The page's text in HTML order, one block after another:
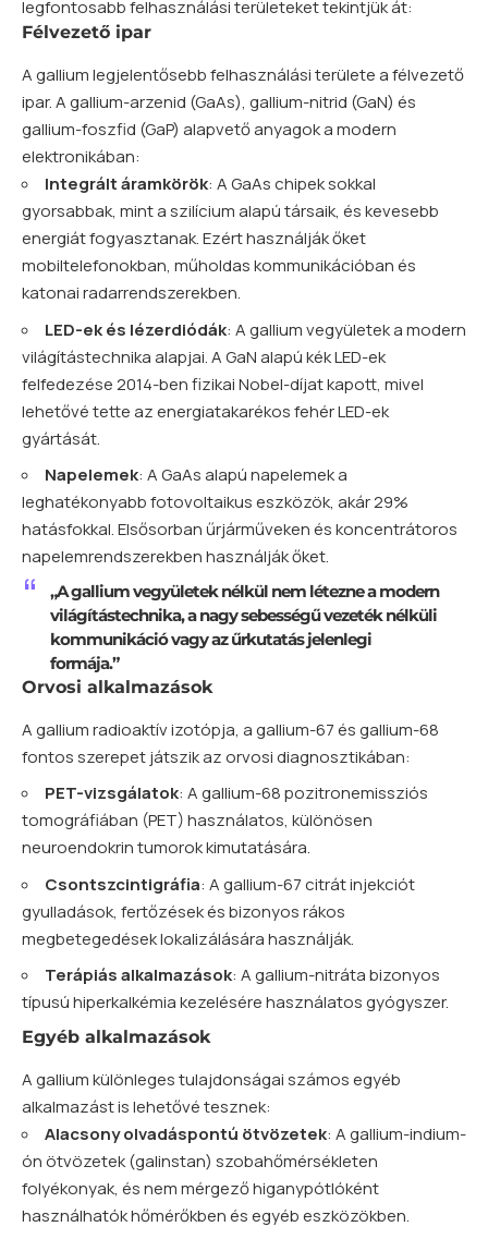
legfontosabb felhasználási területeket tekintjük át:
Félvezető ipar
A gallium legjelentősebb felhasználási területe a félvezető
ipar. A gallium-arzenid (GaAs), gallium-nitrid (GaN) és
gallium-foszfid (GaP) alapvető anyagok a modern
elektronikában:
Integrált áramkörök: A GaAs chipek sokkal
gyorsabbak, mint a szilícium alapú társaik, és kevesebb
energiát fogyasztanak. Ezért használják őket
mobiltelefonokban, műholdas kommunikációban és
katonai radarrendszerekben.
LED-ek és lézerdiódák: A gallium vegyületek a modern
világítástechnika alapjai. A GaN alapú kék LED-ek
felfedezése 2014-ben fizikai Nobel-díjat kapott, mivel
lehetővé tette az energiatakarékos fehér LED-ek
gyártását.
Napelemek: A GaAs alapú napelemek a
leghatékonyabb fotovoltaikus eszközök, akár 29%
hatásfokkal. Elsősorban űrjárműveken és koncentrátoros
napelemrendszerekben használják őket.
„A gallium vegyületek nélkül nem létezne a modern
világítástechnika, a nagy sebességű vezeték nélküli
kommunikáció vagy az űrkutatás jelenlegi
formája.”
Orvosi alkalmazások
A gallium radioaktív izotópja, a gallium-67 és gallium-68
fontos szerepet játszik az orvosi diagnosztikában:
PET-vizsgálatok: A gallium-68 pozitronemissziós
tomográfiában (PET) használatos, különösen
neuroendokrin tumorok kimutatására.
Csontszcintigráfia: A gallium-67 citrát injekciót
gyulladások, fertőzések és bizonyos rákos
megbetegedések lokalizálására használják.
Terápiás alkalmazások: A gallium-nitráta bizonyos
típusú hiperkalkémia kezelésére használatos gyógyszer.
Egyéb alkalmazások
A gallium különleges tulajdonságai számos egyéb
alkalmazást is lehetővé tesznek:
Alacsony olvadáspontú ötvözetek: A gallium-indium-
ón ötvözetek (galinstan) szobahőmérsékleten
folyékonyak, és nem mérgező higanypótlóként
használhatók hőmérőkben és egyéb eszközökben.